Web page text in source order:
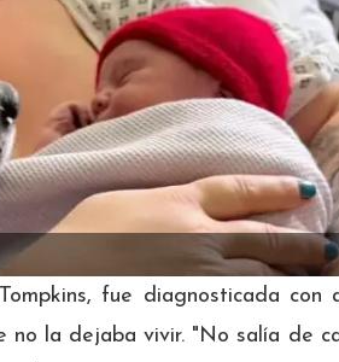
fue diagnosticada con
no la dejaba vivir. "No salía de